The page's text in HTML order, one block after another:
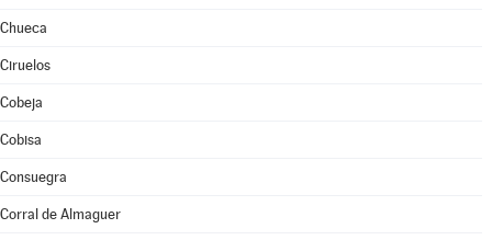
Chueca
Ciruelos
Cobeja
Cobisa
Consuegra
Corral de Almaguer